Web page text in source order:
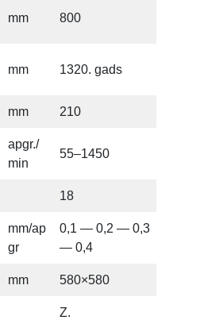
mm 800
mm 1320. gads
mm 210
apgr./
min
55–1450
18
mm/ap
gr
0,1 — 0,2 — 0,3
— 0,4
mm 580×580
Z.